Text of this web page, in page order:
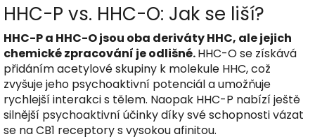
HHC-P vs. HHC-O: Jak se liší?
HHC-P a HHC-O jsou oba deriváty HHC, ale jejich
chemické zpracování je odlišné.HHC-O se získává
přidáním acetylové skupiny k molekule HHC, což
zvyšuje jeho psychoaktivní potenciál a umožňuje
rychlejší interakci s tělem. Naopak HHC-P nabízí ještě
silnější psychoaktivní účinky díky své schopnosti vázat
se na CB1 receptory s vysokou afinitou.